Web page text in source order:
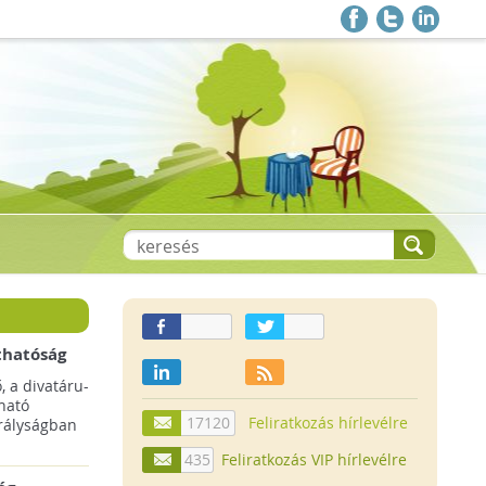
a divatáru-
17120
Feliratkozás hírlevélre
435
Feliratkozás VIP hírlevélre